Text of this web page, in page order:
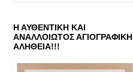
Η ΑΥΘΕΝΤΙΚΗ ΚΑΙ
ΑΝΑΛΛΟΙΩΤΟΣ ΑΓΙΟΓΡΑΦΙΚΗ
ΑΛΗΘΕΙΑ!!!